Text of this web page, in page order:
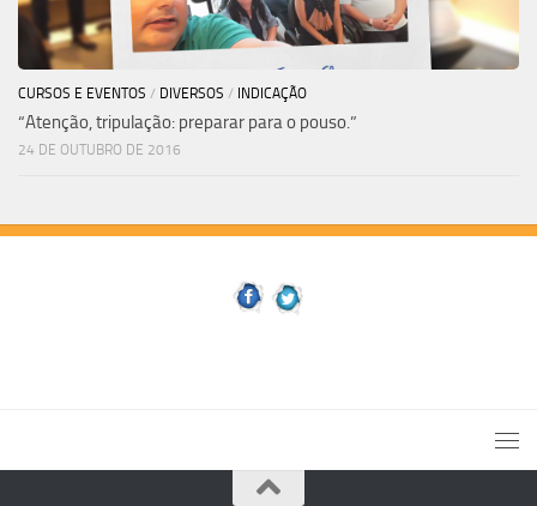
CURSOS E EVENTOS / DIVERSOS / INDICAÇÃO
“Atenção, tripulação: preparar para o pouso.”
24 DE OUTUBRO DE 2016